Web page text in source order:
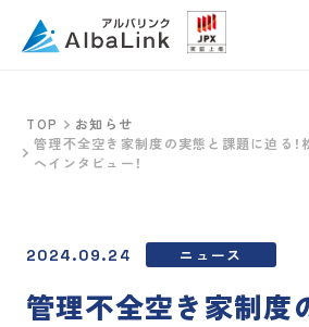
空き家・不動産を売りたい方へ
共有持分
TOP
お知らせ
管理不全空き家制度の実態と課題に迫る！
へインタビュー！
2024.09.24 ニュース
管理不全空き家制度